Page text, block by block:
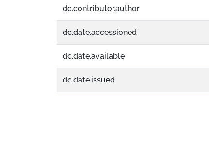
dc.contributor.author
dc.date.accessioned
dc.date.available
dc.date.issued